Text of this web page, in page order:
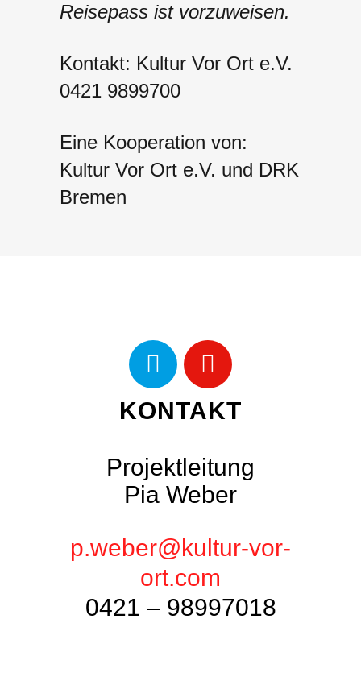
Reisepass ist vorzuweisen.
Kontakt: Kultur Vor Ort e.V.
0421 9899700
Eine Kooperation von:
Kultur Vor Ort e.V. und DRK
Bremen
KONTAKT
Projektleitung
Pia Weber
p.weber@kultur-vor-
ort.com
0421 – 98997018